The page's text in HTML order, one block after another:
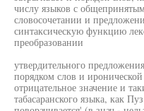
числу языков с
словосочетании и
синтаксическую функцию
преобразовании
утвердительного
порядком слов и
отрицательное значение и
табасаранского языка, как